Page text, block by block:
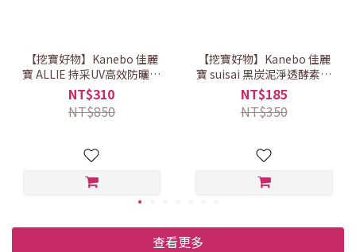
【挖寶好物】Kanebo 佳麗
寶 ALLIE 持采UV高效防曬亮
顏飾底乳EX 60g (效期
2027.02)
NT$310
NT$850
【挖寶好物】Kanebo 佳麗
寶 suisai 黑炭泥淨透酵素粉
(15顆｜效期2027.01)
NT$185
NT$350
查看更多